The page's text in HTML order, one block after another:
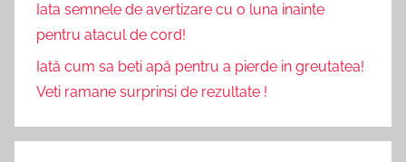
Iata semnele de avertizare cu o luna inainte
pentru atacul de cord!
Iată cum sa beti apă pentru a pierde in greutatea!
Veti ramane surprinsi de rezultate !